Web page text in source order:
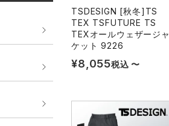
TSDESIGN [秋冬]TS
TEX TSFUTURE TS
TEXオールウェザージャ
ケット 9226
¥8,055税込 〜